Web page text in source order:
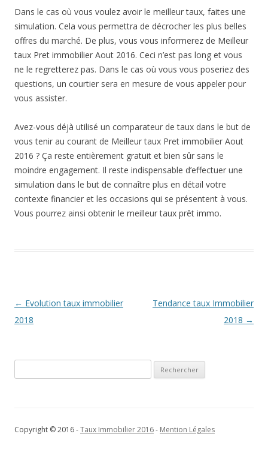
Dans le cas où vous voulez avoir le meilleur taux, faites une
simulation. Cela vous permettra de décrocher les plus belles
offres du marché. De plus, vous vous informerez de Meilleur
taux Pret immobilier Aout 2016. Ceci n’est pas long et vous
ne le regretterez pas. Dans le cas où vous vous poseriez des
questions, un courtier sera en mesure de vous appeler pour
vous assister.
Avez-vous déjà utilisé un comparateur de taux dans le but de
vous tenir au courant de Meilleur taux Pret immobilier Aout
2016 ? Ça reste entièrement gratuit et bien sûr sans le
moindre engagement. Il reste indispensable d’effectuer une
simulation dans le but de connaître plus en détail votre
contexte financier et les occasions qui se présentent à vous.
Vous pourrez ainsi obtenir le meilleur taux prêt immo.
Navigation
des
← Evolution taux immobilier
2018
Tendance taux Immobilier
2018 →
Copyright © 2016 -Taux Immobilier 2016- Mention Légales